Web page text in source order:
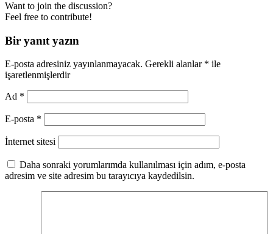
Want to join the discussion?
Feel free to contribute!
Bir yanıt yazın
E-posta adresiniz yayınlanmayacak. Gerekli alanlar * ile
işaretlenmişlerdir
Ad *
E-posta *
İnternet sitesi
Daha sonraki yorumlarımda kullanılması için adım, e-posta
adresim ve site adresim bu tarayıcıya kaydedilsin.